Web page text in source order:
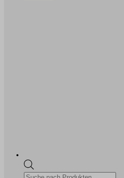
Products